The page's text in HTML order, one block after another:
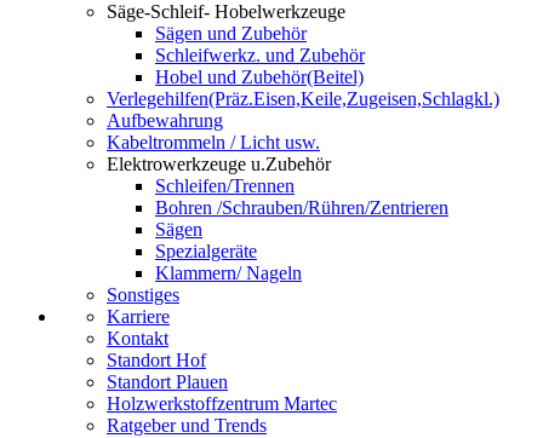
Säge-Schleif- Hobelwerkzeuge
Sägen und Zubehör
Schleifwerkz. und Zubehör
Hobel und Zubehör(Beitel)
Verlegehilfen(Präz.Eisen,Keile,Zugeisen,Schlagkl.)
Aufbewahrung
Kabeltrommeln / Licht usw.
Elektrowerkzeuge u.Zubehör
Schleifen/Trennen
Bohren /Schrauben/Rühren/Zentrieren
Sägen
Spezialgeräte
Klammern/ Nageln
Sonstiges
Karriere
Kontakt
Standort Hof
Standort Plauen
Holzwerkstoffzentrum Martec
Ratgeber und Trends